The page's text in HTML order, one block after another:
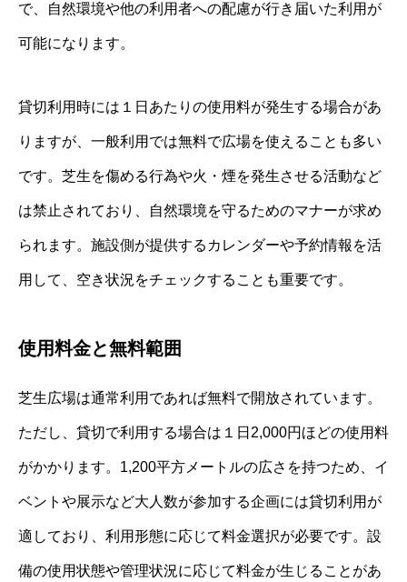
で、自然環境や他の利用者への配慮が行き届いた利用が
可能になります。
貸切利用時には１日あたりの使用料が発生する場合があ
りますが、一般利用では無料で広場を使えることも多い
です。芝生を傷める行為や火・煙を発生させる活動など
は禁止されており、自然環境を守るためのマナーが求め
られます。施設側が提供するカレンダーや予約情報を活
用して、空き状況をチェックすることも重要です。
使用料金と無料範囲
芝生広場は通常利用であれば無料で開放されています。
ただし、貸切で利用する場合は１日2,000円ほどの使用料
がかかります。1,200平方メートルの広さを持つため、イ
ベントや展示など大人数が参加する企画には貸切利用が
適しており、利用形態に応じて料金選択が必要です。設
備の使用状態や管理状況に応じて料金が生じることがあ